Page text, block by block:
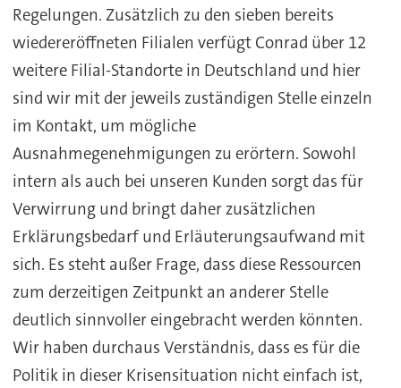
Regelungen. Zusätzlich zu den sieben bereits
wiedereröffneten Filialen verfügt Conrad über 12
weitere Filial-Standorte in Deutschland und hier
sind wir mit der jeweils zuständigen Stelle einzeln
im Kontakt, um mögliche
Ausnahmegenehmigungen zu erörtern. Sowohl
intern als auch bei unseren Kunden sorgt das für
Verwirrung und bringt daher zusätzlichen
Erklärungsbedarf und Erläuterungsaufwand mit
sich. Es steht außer Frage, dass diese Ressourcen
zum derzeitigen Zeitpunkt an anderer Stelle
deutlich sinnvoller eingebracht werden könnten.
Wir haben durchaus Verständnis, dass es für die
Politik in dieser Krisensituation nicht einfach ist,